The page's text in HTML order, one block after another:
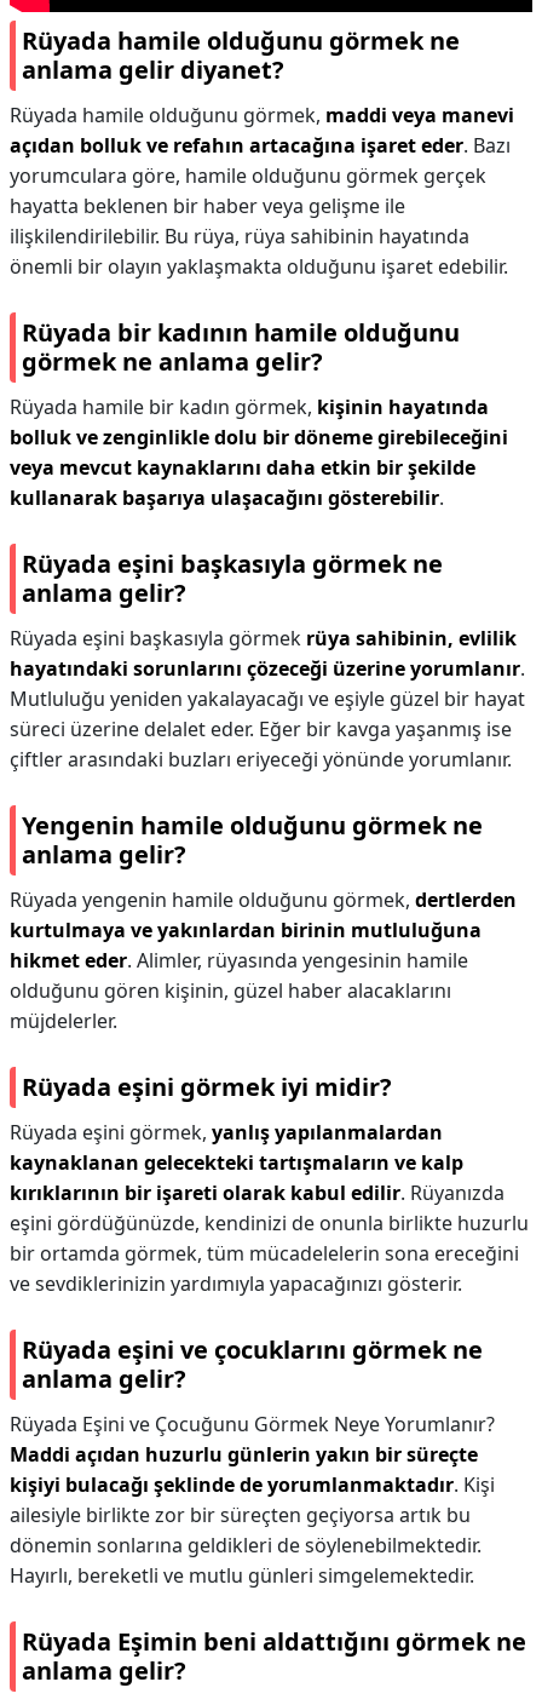
Rüyada hamile olduğunu görmek ne
anlama gelir diyanet?
Rüyada hamile olduğunu görmek, maddi veya manevi
açıdan bolluk ve refahın artacağına işaret eder. Bazı
yorumculara göre, hamile olduğunu görmek gerçek
hayatta beklenen bir haber veya gelişme ile
ilişkilendirilebilir. Bu rüya, rüya sahibinin hayatında
önemli bir olayın yaklaşmakta olduğunu işaret edebilir.
Rüyada bir kadının hamile olduğunu
görmek ne anlama gelir?
Rüyada hamile bir kadın görmek, kişinin hayatında
bolluk ve zenginlikle dolu bir döneme girebileceğini
veya mevcut kaynaklarını daha etkin bir şekilde
kullanarak başarıya ulaşacağını gösterebilir.
Rüyada eşini başkasıyla görmek ne
anlama gelir?
Rüyada eşini başkasıyla görmek rüya sahibinin, evlilik
hayatındaki sorunlarını çözeceği üzerine yorumlanır.
Mutluluğu yeniden yakalayacağı ve eşiyle güzel bir hayat
süreci üzerine delalet eder. Eğer bir kavga yaşanmış ise
çiftler arasındaki buzları eriyeceği yönünde yorumlanır.
Yengenin hamile olduğunu görmek ne
anlama gelir?
Rüyada yengenin hamile olduğunu görmek, dertlerden
kurtulmaya ve yakınlardan birinin mutluluğuna
hikmet eder. Alimler, rüyasında yengesinin hamile
olduğunu gören kişinin, güzel haber alacaklarını
müjdelerler.
Rüyada eşini görmek iyi midir?
Rüyada eşini görmek, yanlış yapılanmalardan
kaynaklanan gelecekteki tartışmaların ve kalp
kırıklarının bir işareti olarak kabul edilir. Rüyanızda
eşini gördüğünüzde, kendinizi de onunla birlikte huzurlu
bir ortamda görmek, tüm mücadelelerin sona ereceğini
ve sevdiklerinizin yardımıyla yapacağınızı gösterir.
Rüyada eşini ve çocuklarını görmek ne
anlama gelir?
Rüyada Eşini ve Çocuğunu Görmek Neye Yorumlanır?
Maddi açıdan huzurlu günlerin yakın bir süreçte
kişiyi bulacağı şeklinde de yorumlanmaktadır. Kişi
ailesiyle birlikte zor bir süreçten geçiyorsa artık bu
dönemin sonlarına geldikleri de söylenebilmektedir.
Hayırlı, bereketli ve mutlu günleri simgelemektedir.
Rüyada Eşimin beni aldattığını görmek ne
anlama gelir?